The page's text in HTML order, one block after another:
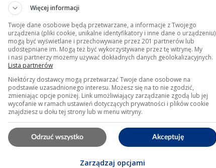
Cena do 1000 zł.
to nie jest w standardzie ? Miałem to wpralce z 2000 roku.
to byś kupił droższy model. Mało tego, moduły które sterują
a coś takiego jak tenwyświetlaczbyło...
4419
Więcej informacji
Twoje dane osobowe będą przetwarzane, a informacje z Twojego
urządzenia (pliki cookie, unikalne identyfikatory i inne dane o urządzeniu)
mogą być wyświetlane i przechowywane przez 201 partnerów lub
udostępniane im. Mogą też być wykorzystywane przez tę witrynę. My
i nasi partnerzy możemy używać dokładnych danych geolokalizacyjnych.
Lista partnerów
Niektórzy dostawcy mogą przetwarzać Twoje dane osobowe na
podstawie uzasadnionego interesu. Możesz się na to nie zgodzić,
zmieniając opcje poniżej. Link umożliwiający zarządzanie zgodą lub jej
wycofanie w ramach ustawień dotyczących prywatności i plików cookie
znajdziesz u dołu tej strony lub w menu witryny.
Akceptuję
Odrzuć wszystko
Zarządzaj opcjami